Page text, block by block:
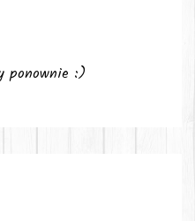
ponownie :)